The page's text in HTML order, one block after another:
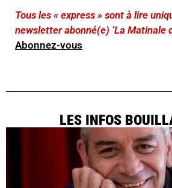
Tous les « express » sont à lire
newsletter abonné(e) ‘La Matinale
Abonnez-vous
LES INFOS